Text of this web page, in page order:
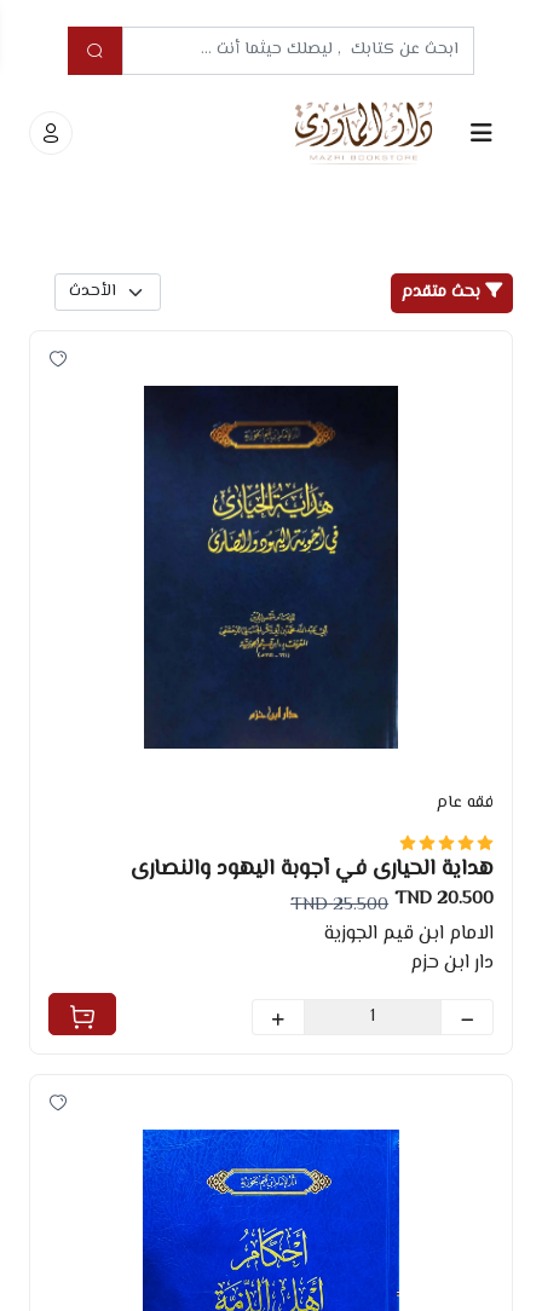
بحث متقدم
فقه عام
هداية الحيارى في أجوبة اليهود والنصارى
20.500 TND
25.500 TND
الامام ابن قيم الجوزية
دار ابن حزم